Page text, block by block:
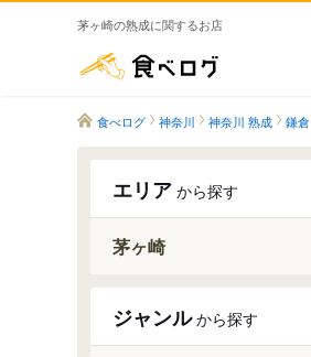
茅ヶ崎の熟成に関するお店
食べログ 神奈川 神奈川 熟成 鎌
エリア から探す
茅ヶ崎
ジャンルから探す